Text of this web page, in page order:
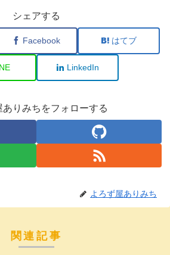
シェアする
Facebook はてブ
LinkedIn
ありみちをフォローする
よろず屋ありみち
関連記事